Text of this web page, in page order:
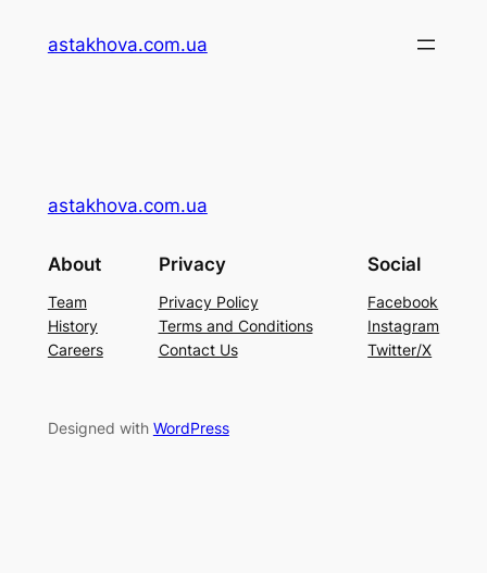
astakhova.com.ua
astakhova.com.ua
About
Team
History
Careers
Privacy
Privacy Policy
Terms and Conditions
Contact Us
Social
Facebook
Instagram
Twitter/X
Designed with WordPress